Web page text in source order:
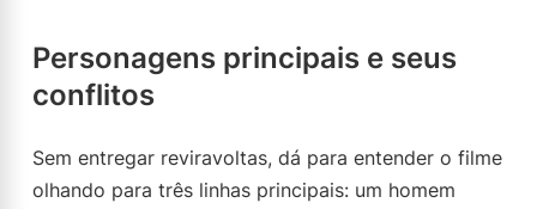
Personagens principais e seus
conflitos
Sem entregar reviravoltas, dá para entender o filme
olhando para três linhas principais: um homem